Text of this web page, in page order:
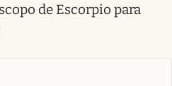
de Escorpio para